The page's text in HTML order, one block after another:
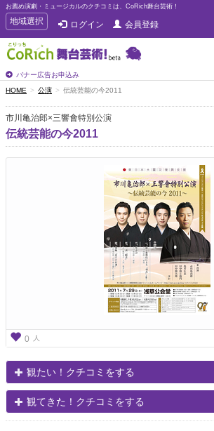
お薦め演劇・ミュージカルのクチコミは、CoRich舞台芸術！
T
o
g
g
e
n
a
v
i
g
地域選択 ログイン 会員登録
バナー広告お申込み
HOME 公演 伝統芸能の今2011
市川亀治郎×三響會特別公演
伝統芸能の今2011
0 人
観たい！クチコミをする
観てきた！クチコミをする